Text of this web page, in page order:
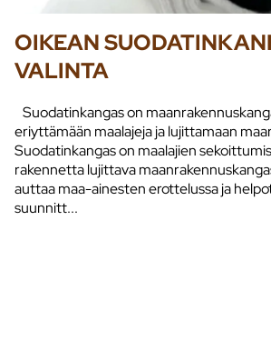
OIKEAN
VALINTA
Suodatinkangas on
eriyttämään maalajeja ja lujittamaan
Suodatinkangas on maalajien
rakennetta lujittava
auttaa maa-ainesten erottelussa ja
suunnitt...